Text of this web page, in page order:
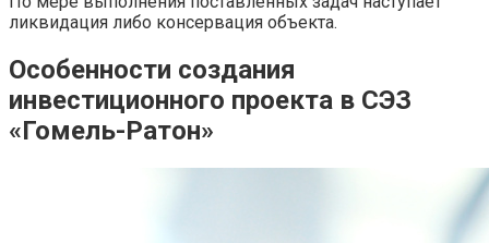
ликвидация либо консервация объекта.
Особенности создания
инвестиционного проекта в СЭЗ
«Гомель-Ратон»